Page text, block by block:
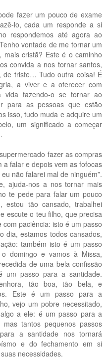
fazer um pouco de exame
lo, cada um responde a si
respondemos até agora ao
vontade de me tornar um
cristã? Este é o caminho
convida a nos tornar santos,
de triste… Tudo outra coisa! É
a viver e a oferecer com
vida fazendo-o se tornar ao
para as pessoas que estão
isso, tudo muda e adquire um
um significado a começar
fazer as compras
falar e depois vem as fofocas
não falarei mal de ninguém”.
ajuda-nos a nos tornar mais
te pede para falar um pouco
estou tão cansado, trabalhei
escute o teu filho, que precisa
com paciência: isto é um passo
dia, estamos todos cansados,
também isto é um passo
domingo e vamos à Missa,
de uma bela confissão
um passo para a santidade.
tão boa, tão bela, e
Este é um passo para a
vejo um pobre necessitado,
a ele: é um passo para a
tantos pequenos passos
a santidade nos tornará
e do fechamento em si
necessidades.